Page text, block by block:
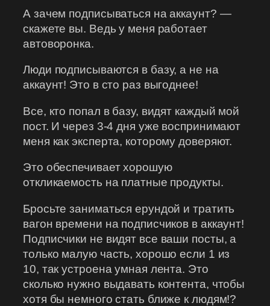
А зачем подписываться на аккаунт? —
скажете вы. Ведь у меня работает
автоворонка.
Люди подписываются в базу, а не на
аккаунт! Это в сто раз выгоднее!
Все, кто попал в базу, видят каждый мой
пост. И через 3-4 дня уже воспринимают
меня как эксперта, которому доверяют.
Это обеспечивает хорошую
откликаемость на платные продукты.
Бросьте заниматься ерундой и тратить
вагон времени на подписчиков в аккаунт!
Подписчики не видят все ваши посты, а
только малую часть, хорошо если 1 из
10, так устроена умная лента. Это
сколько нужно выдавать контента, чтобы
хотя бы немного стать ближе к людям!?